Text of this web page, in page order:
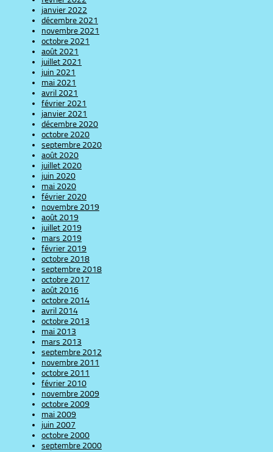
janvier 2022
décembre 2021
novembre 2021
octobre 2021
août 2021
juillet 2021
juin 2021
mai 2021
avril 2021
février 2021
janvier 2021
décembre 2020
octobre 2020
septembre 2020
août 2020
juillet 2020
juin 2020
mai 2020
février 2020
novembre 2019
août 2019
juillet 2019
mars 2019
février 2019
octobre 2018
septembre 2018
octobre 2017
août 2016
octobre 2014
avril 2014
octobre 2013
mai 2013
mars 2013
septembre 2012
novembre 2011
octobre 2011
février 2010
novembre 2009
octobre 2009
mai 2009
juin 2007
octobre 2000
septembre 2000